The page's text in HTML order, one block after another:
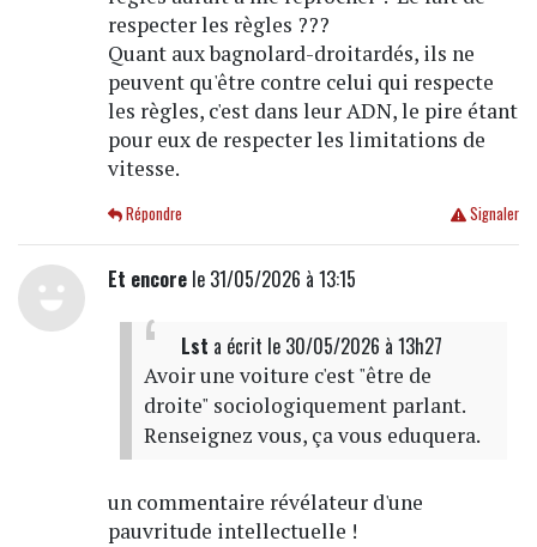
respecter les règles ???
Quant aux bagnolard-droitardés, ils ne
peuvent qu'être contre celui qui respecte
les règles, c'est dans leur ADN, le pire étant
pour eux de respecter les limitations de
vitesse.
Signaler
Répondre
Et encorele 31/05/2026 à 13:15
Lst a écrit le 30/05/2026 à 13h27
Avoir une voiture c'est "être de
droite" sociologiquement parlant.
Renseignez vous, ça vous eduquera.
un commentaire révélateur d'une
pauvritude intellectuelle !